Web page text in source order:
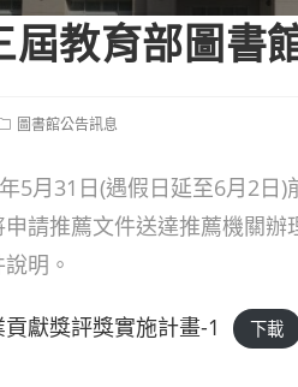
屆教育部圖
圖書館公告訊息
5月31日(遇假日延至6月2
請推薦文件送達推薦機關辦
明。
獻獎評獎實施計畫-1 下載